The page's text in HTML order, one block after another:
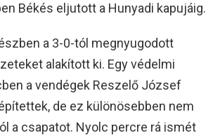
Békés eljutott a Hunyadi kapujáig.
a 3-0-tól megnyugodott
alakított ki. Egy védelmi
a vendégek Reszelő József
de ez különösebben nem
a csapatot. Nyolc percre rá ismét